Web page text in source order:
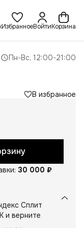
ИзбранноеВойтиКорзина
Пн-Вс, 12:00-21:00
В избранное
30 000 ₽
Сплит
и верните